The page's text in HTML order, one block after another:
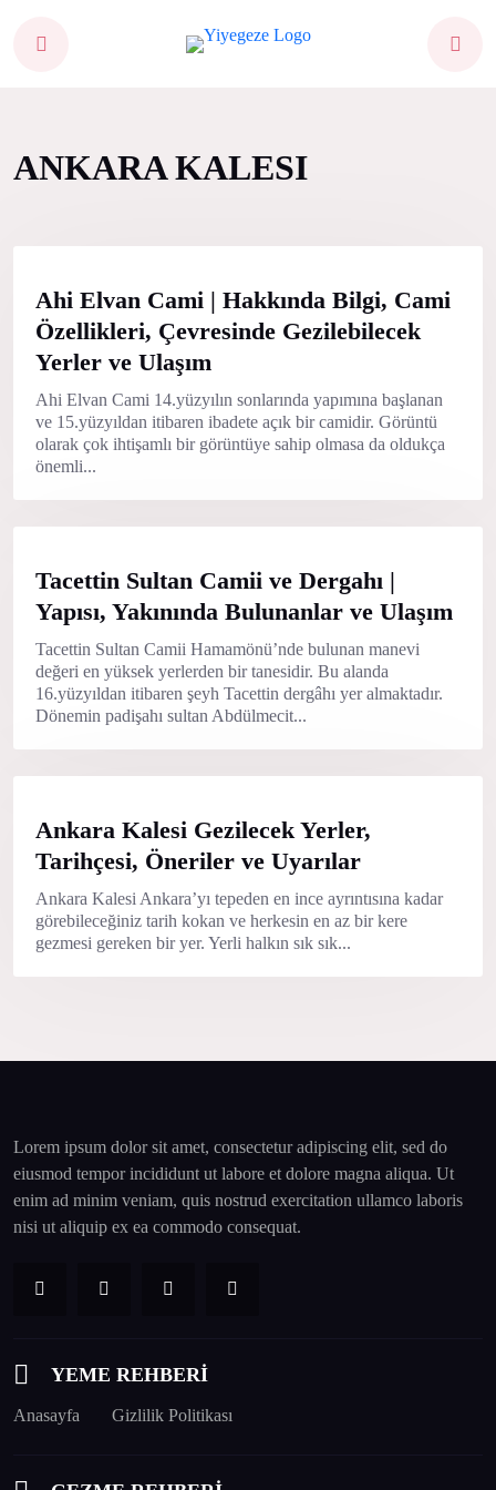
ANKARA KALESI
Ahi Elvan Cami | Hakkında Bilgi, Cami
Özellikleri, Çevresinde Gezilebilecek
Yerler ve Ulaşım
Ahi Elvan Cami 14.yüzyılın sonlarında yapımına başlanan
ve 15.yüzyıldan itibaren ibadete açık bir camidir. Görüntü
olarak çok ihtişamlı bir görüntüye sahip olmasa da oldukça
önemli...
Tacettin Sultan Camii ve Dergahı |
Yapısı, Yakınında Bulunanlar ve Ulaşım
Tacettin Sultan Camii Hamamönü’nde bulunan manevi
değeri en yüksek yerlerden bir tanesidir. Bu alanda
16.yüzyıldan itibaren şeyh Tacettin dergâhı yer almaktadır.
Dönemin padişahı sultan Abdülmecit...
Ankara Kalesi Gezilecek Yerler,
Tarihçesi, Öneriler ve Uyarılar
Ankara Kalesi Ankara’yı tepeden en ince ayrıntısına kadar
görebileceğiniz tarih kokan ve herkesin en az bir kere
gezmesi gereken bir yer. Yerli halkın sık sık...
Lorem ipsum dolor sit amet, consectetur adipiscing elit, sed do
eiusmod tempor incididunt ut labore et dolore magna aliqua. Ut
enim ad minim veniam, quis nostrud exercitation ullamco laboris
nisi ut aliquip ex ea commodo consequat.
YEME REHBERİ
Anasayfa Gizlilik Politikası